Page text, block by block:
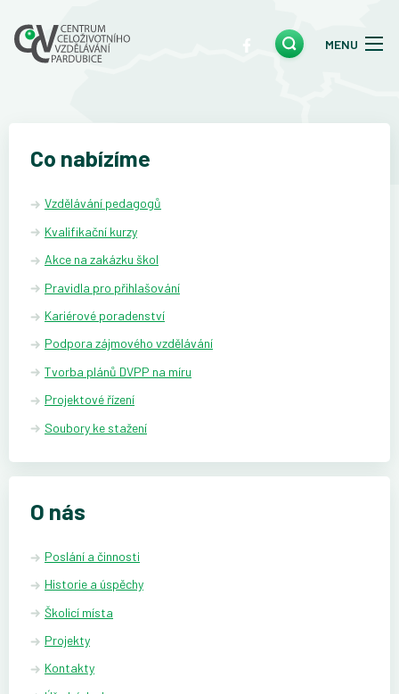
MENU
Co nabízíme
Vzdělávání pedagogů
Kvalifikační kurzy
Akce na zakázku škol
Pravidla pro přihlašování
Kariérové poradenství
Podpora zájmového vzdělávání
Tvorba plánů DVPP na míru
Projektové řízení
Soubory ke stažení
O nás
Poslání a činnosti
Historie a úspěchy
Školicí místa
Projekty
Kontakty